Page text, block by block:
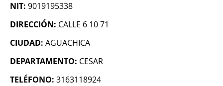
NIT: 9019195338
DIRECCIÓN: CALLE 6 10 71
CIUDAD: AGUACHICA
DEPARTAMENTO: CESAR
TELÉFONO: 3163118924